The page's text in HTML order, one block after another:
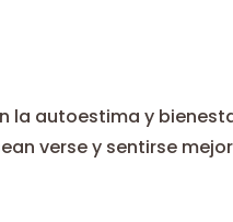
autoestima y
verse y sentirse